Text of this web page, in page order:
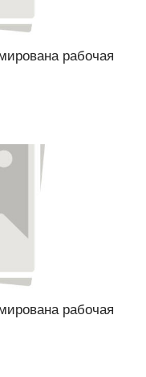
рабочая
рабочая